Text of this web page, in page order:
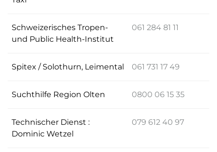
Schweizerisches Tropen-
und Public Health-Institut
061 284 81 11
Spitex / Solothurn, Leimental 061 731 17 49
Suchthilfe Region Olten 0800 06 15 35
Technischer Dienst :
Dominic Wetzel
079 612 40 97